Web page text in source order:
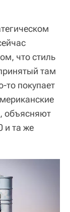
что стиль
там
то покупает
объясняют
и та же